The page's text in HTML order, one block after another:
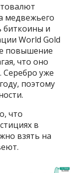
медвежьего
биткоины и
World Gold
повышение
что оно
Серебро уже
поэтому
что
в
взять на